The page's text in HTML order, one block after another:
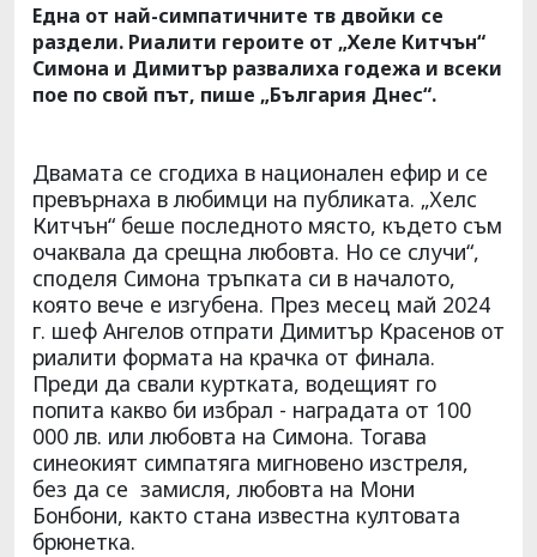
Една от най-симпатичните тв двойки се
раздели. Риалити героите от „Хеле Китчън“
Симона и Димитър развалиха годежа и всеки
пое по свой път, пише „България Днес“.
Двамата се сгодиха в национален ефир и се
превърнаха в любимци на публиката. „Хелс
Китчън“ беше последното място, където съм
очаквала да срещна любовта. Но се случи“,
споделя Симона тръпката си в началото,
която вече е изгубена. През месец май 2024
г. шеф Ангелов отпрати Димитър Красенов от
риалити формата на крачка от финала.
Преди да свали куртката, водещият го
попита какво би избрал - наградата от 100
000 лв. или любовта на Симона. Тогава
синеокият симпатяга мигновено изстреля,
без да се замисля, любовта на Мони
Бонбони, както стана известна култовата
брюнетка.